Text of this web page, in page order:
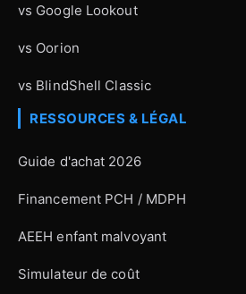
vs Google Lookout
vs Oorion
vs BlindShell Classic
RESSOURCES & LÉGAL
Guide d'achat 2026
Financement PCH / MDPH
AEEH enfant malvoyant
Simulateur de coût